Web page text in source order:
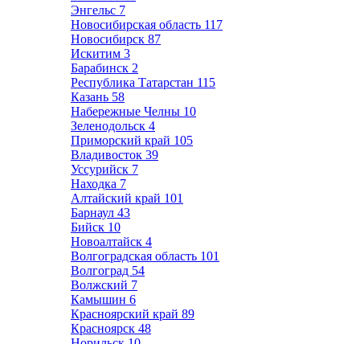
Энгельс 7
Новосибирская область 117
Новосибирск 87
Искитим 3
Барабинск 2
Республика Татарстан 115
Казань 58
Набережные Челны 10
Зеленодольск 4
Приморский край 105
Владивосток 39
Уссурийск 7
Находка 7
Алтайский край 101
Барнаул 43
Бийск 10
Новоалтайск 4
Волгоградская область 101
Волгоград 54
Волжский 7
Камышин 6
Красноярский край 89
Красноярск 48